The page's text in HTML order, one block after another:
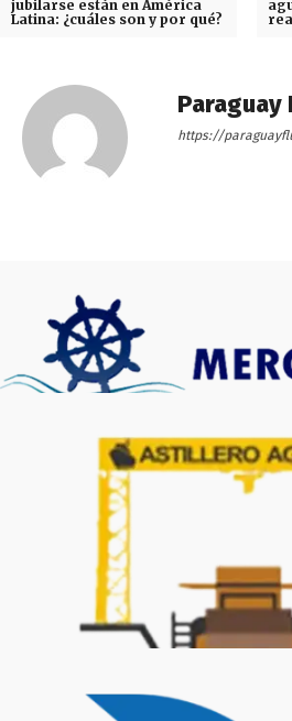
jubilarse están en América
Latina: ¿cuáles son y por qué?
Paraguay
https://